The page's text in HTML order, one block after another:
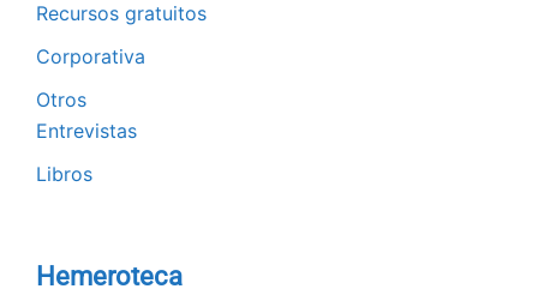
Recursos gratuitos
Corporativa
Otros
Entrevistas
Libros
Hemeroteca